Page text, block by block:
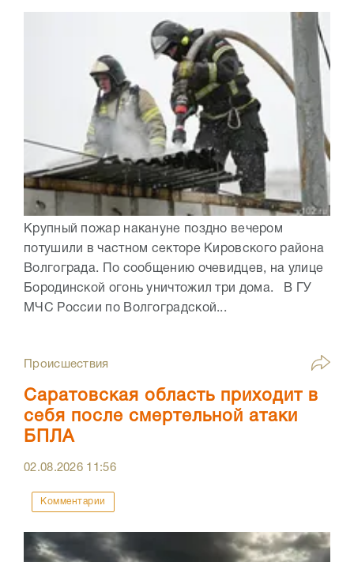
Крупный пожар накануне поздно вечером
потушили в частном секторе Кировского района
Волгограда. По сообщению очевидцев, на улице
Бородинской огонь уничтожил три дома. В ГУ
МЧС России по Волгоградской...
Происшествия
Саратовская область приходит в
себя после смертельной атаки
БПЛА
02.08.2026 11:56
Комментарии